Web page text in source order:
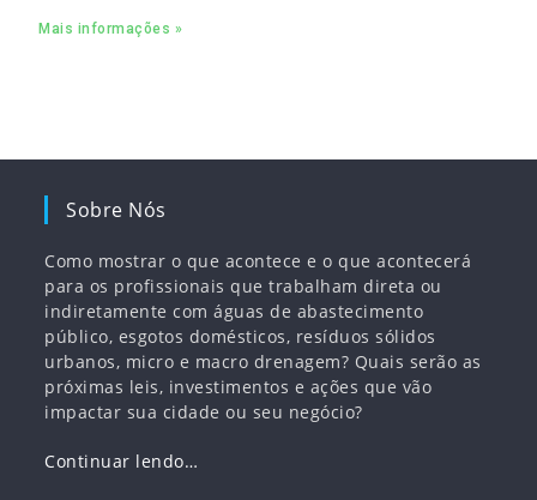
empregos
Mais informações »
Sobre Nós
Como mostrar o que acontece e o que acontecerá
para os profissionais que trabalham direta ou
indiretamente com águas de abastecimento
público, esgotos domésticos, resíduos sólidos
urbanos, micro e macro drenagem? Quais serão as
próximas leis, investimentos e ações que vão
impactar sua cidade ou seu negócio?
Continuar lendo…